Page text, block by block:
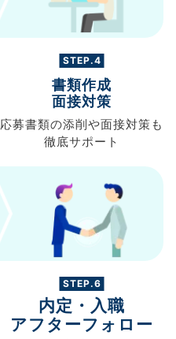
STEP.4
書類作成
面接対策
応募書類の添削や面接対策も
徹底サポート
STEP.6
内定・入職
アフターフォロー